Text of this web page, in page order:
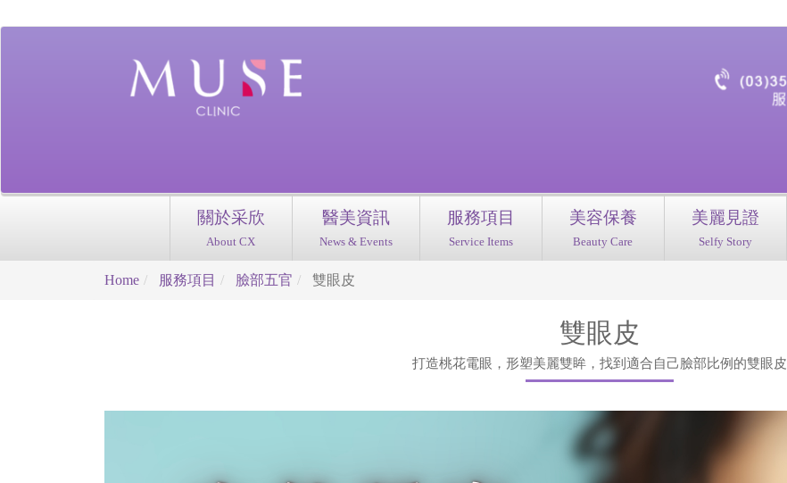
關於采欣
About CX
醫美資訊
News & Events
服務項目
Service Items
美容保養
Beauty Care
美麗見證
Selfy Story
Home 服務項目 臉部五官 雙眼皮
雙眼皮
打造桃花電眼，形塑美麗雙眸，找到適合自己臉部比例的雙眼皮